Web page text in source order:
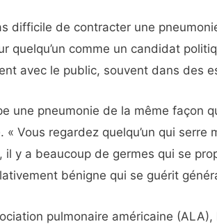
difficile de contracter une
quelqu’un comme un candidat
avec le public, souvent dans des
une pneumonie de la même façon
« Vous regardez quelqu’un qui serre
il y a beaucoup de germes qui se
bénigne qui se guérit
pulmonaire américaine